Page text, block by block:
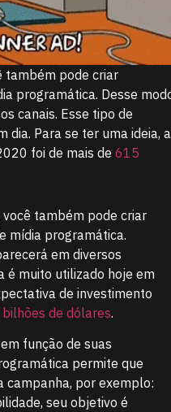
também pode criar
programática. Desse
canais. Esse tipo de
dia. Para se ter uma ideia, a
foi de mais de615
você também pode criar
mídia programática.
em diversos
é muito utilizado hoje em
de investimento
de dólares.
função de suas
permite que
campanha, por exemplo:
seu objetivo é